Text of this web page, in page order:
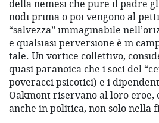
della nemesi che pure il padre
nodi prima o poi vengono al
“salvezza” immaginabile
e qualsiasi perversione è in
tale. Un vortice collettivo,
quasi paranoica che i soci del
poveracci psicotici) e i
Oakmont riservano al loro eroe,
anche in politica, non solo nella